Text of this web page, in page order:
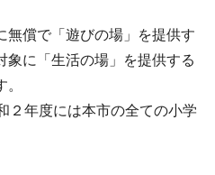
償で「遊びの場」を提供す
に「生活の場」を提供する
２年度には本市の全ての小学